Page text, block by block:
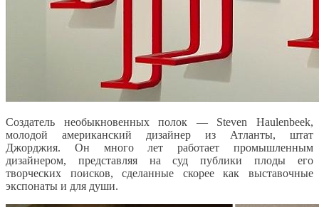
Создатель необыкновенных полок — Steven Haulenbeek,
молодой американский дизайнер из Атланты, штат
Джорджия. Он много лет работает промышленным
дизайнером, представляя на суд публики плоды его
творческих поисков, сделанные скорее как выставочные
экспонаты и для души.